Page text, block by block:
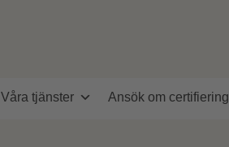
Våra tjänster Ansök om certifiering